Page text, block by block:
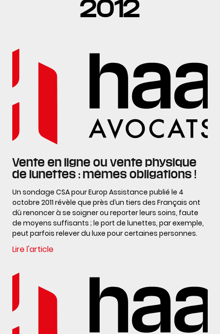
2012
Vente en ligne ou vente physique
de lunettes : mêmes obligations !
Un sondage CSA pour Europ Assistance publié le 4
octobre 2011 révèle que près d’un tiers des Français ont
dû renoncer à se soigner ou reporter leurs soins, faute
de moyens suffisants ; le port de lunettes, par exemple,
peut parfois relever du luxe pour certaines personnes.
Lire l'article